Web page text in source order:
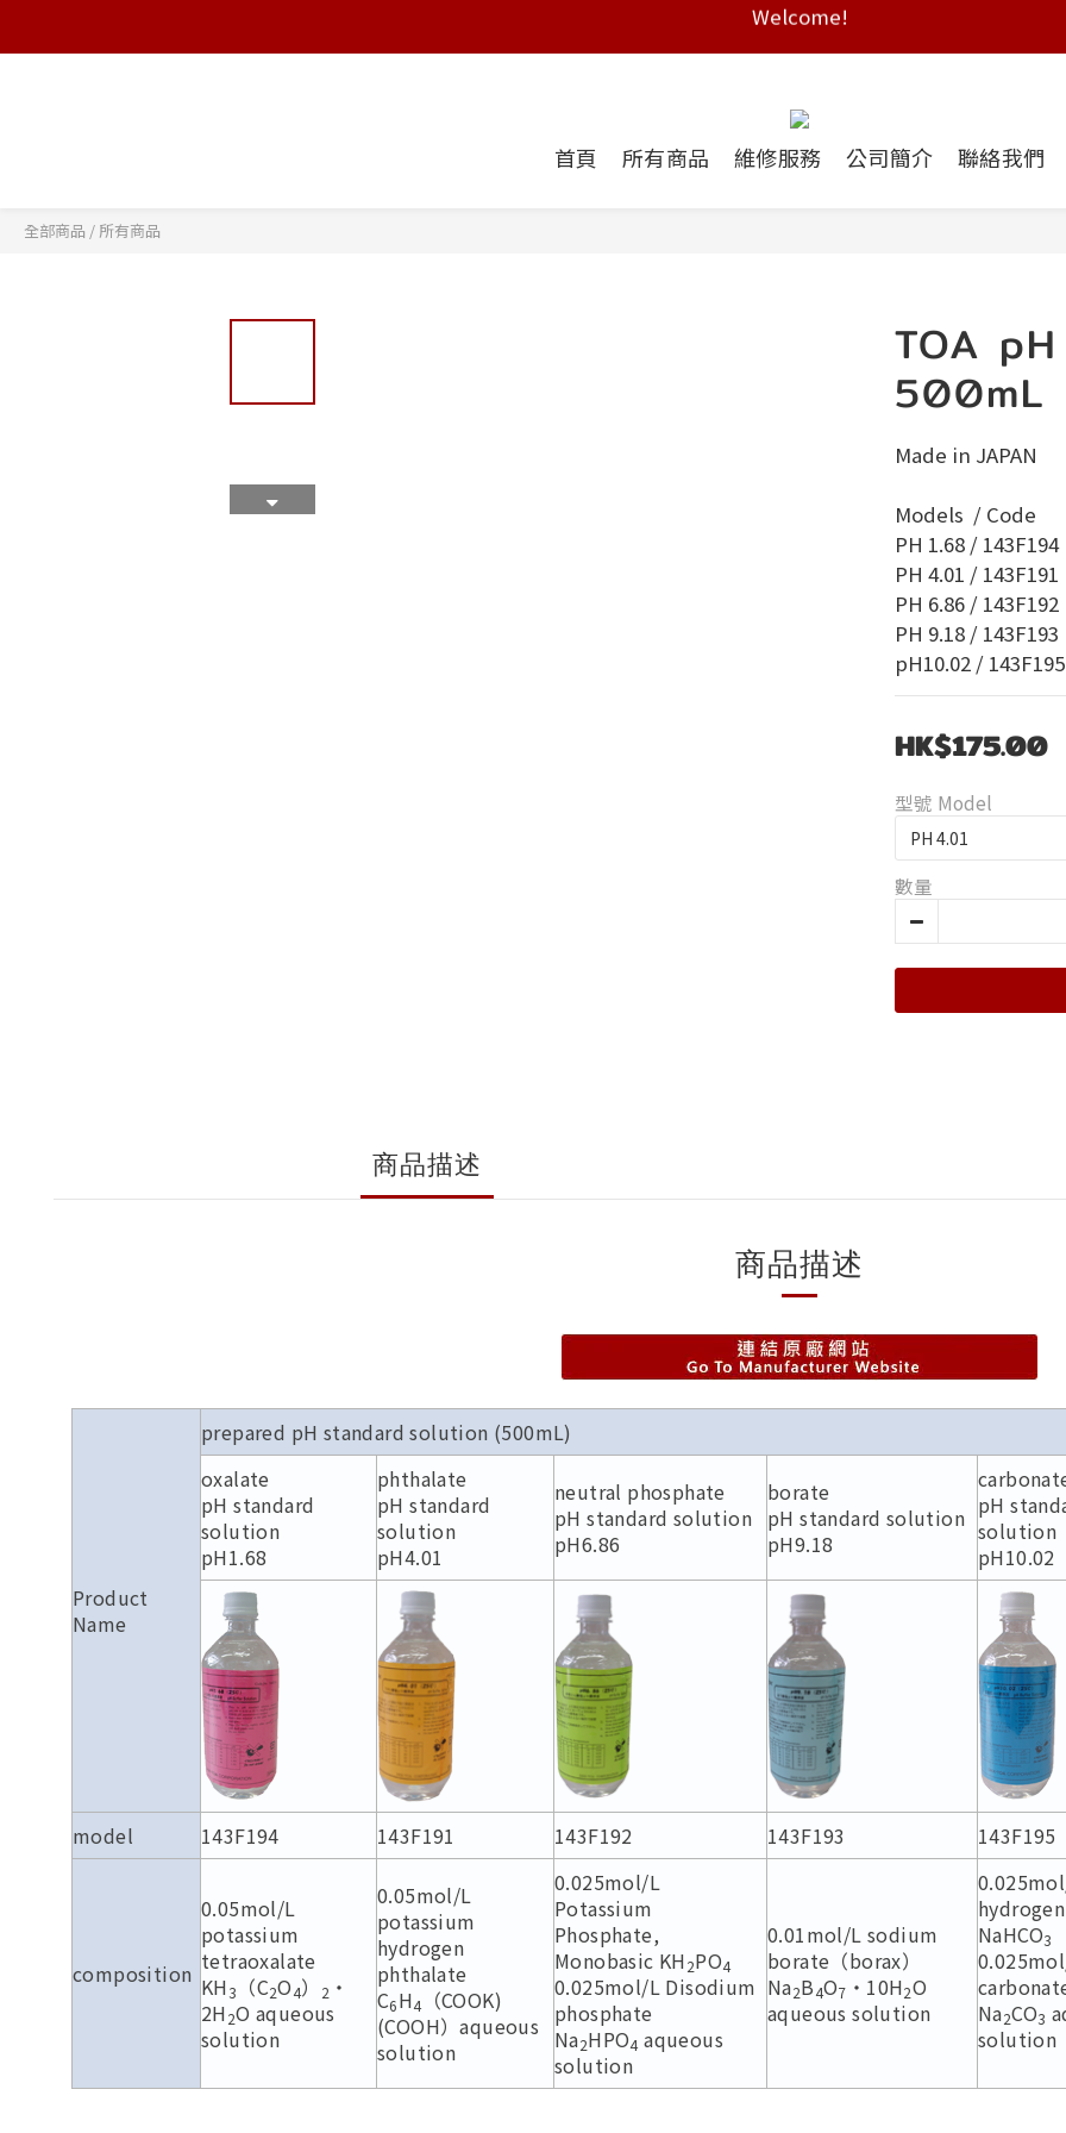
Free shipping on HK orders over $2000
Free shipping on HK orders over $2000
首頁 所有商品 維修服務 公司簡介 聯絡我們
全部商品 / 所有商品
TOA pH
500mL
Made in JAPAN
Models  / Code
PH 1.68 / 143F194
PH 4.01 / 143F191
PH 6.86 / 143F192
PH 9.18 / 143F193
pH10.02 / 143F195
HK$175.00
型號 Model
數量
商品描述
商品描述
Product
Name
prepared pH standard solution (500mL)
oxalate
pH standard
solution
pH1.68
phthalate
pH standard
solution
pH4.01
neutral phosphate
pH standard solution
pH6.86
borate
pH standard solution
pH9.18
pH
solution
pH10.02
model 143F194 143F191 143F192 143F193 143F195
composition
0.05mol/L
potassium
tetraoxalate
KH3 （C2O4） 2 ・
2H2O aqueous
solution
0.05mol/L
potassium
hydrogen
phthalate
C6H4
（COOK)
(COOH）aqueous
solution
0.025mol/L
Potassium
Phosphate,
Monobasic KH2PO4
0.025mol/L Disodium
phosphate
Na2HPO4 aqueous
solution
0.01mol/L sodium
borate（borax）
Na2B4O7 ・10H2O
aqueous solution
NaHCO3
Na2CO3
solution